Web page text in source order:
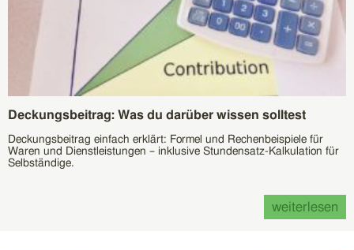
Deckungsbeitrag: Was du darüber wissen solltest
Deckungsbeitrag einfach erklärt: Formel und Rechenbeispiele für
Waren und Dienstleistungen – inklusive Stundensatz-Kalkulation für
Selbständige.
weiterlesen